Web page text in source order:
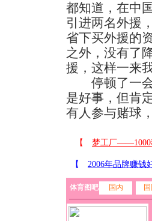
都知道，在中
引进两名外援
省下买外援的
之外，没有了
援，这样一来
停顿了一会
是好事，但肯
有人参与赌球
体育图吧 国内